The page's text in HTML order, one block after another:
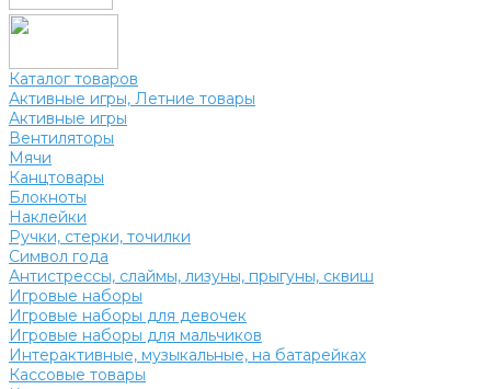
Каталог товаров
Активные игры, Летние товары
Активные игры
Вентиляторы
Мячи
Канцтовары
Блокноты
Наклейки
Ручки, стерки, точилки
Символ года
Антистрессы, слаймы, лизуны, прыгуны, сквиш
Игровые наборы
Игровые наборы для девочек
Игровые наборы для мальчиков
Интерактивные, музыкальные, на батарейках
Кассовые товары